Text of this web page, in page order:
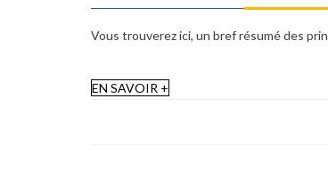
Vous trouverez ici, un bref résumé des
EN SAVOIR +